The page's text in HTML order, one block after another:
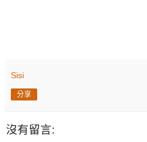
Sisi
分享
沒有留言: